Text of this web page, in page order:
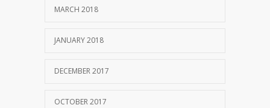
MARCH 2018
JANUARY 2018
DECEMBER 2017
OCTOBER 2017